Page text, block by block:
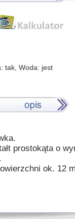
tak, Woda: jest
prostokąta o
ok. 12